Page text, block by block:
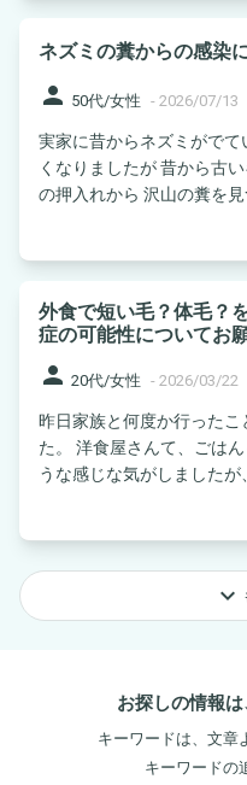
ネズミの糞からの感染
person 50代/女性 - 2026/07/13
実家に昔からネズミがで
くなりましたが 昔から古
の押入れから 沢山の糞を見
外食で短い毛？体毛？
症の可能性についてお
person 20代/女性 - 2026/03/22
昨日家族と何度か行った
た。 洋食屋さんて、ごはんも白い平なお皿で盛り付けてるよ
うな感じな気がしましたが
keyboard_arrow_down
お探しの情報
キーワードは、文章
キーワードの